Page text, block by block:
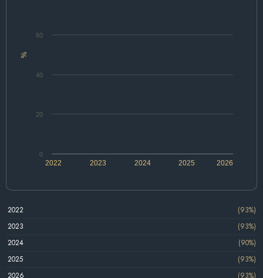
%
2022 2024 2026
2023 2025
0
20
40
60
2022
(93%)
2023
(93%)
2024
(90%)
2025
(93%)